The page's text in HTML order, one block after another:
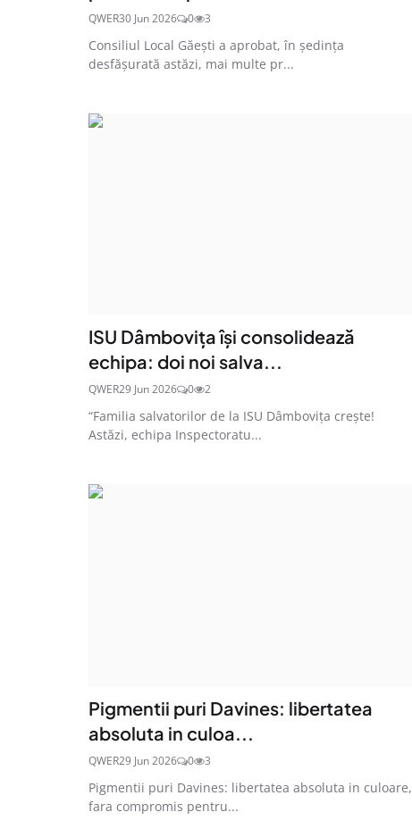
QWER30 Jun 2026 0 3
Consiliul Local Găești a aprobat, în ședința
desfășurată astăzi, mai multe pr...
ISU Dâmbovița își consolidează
echipa: doi noi salva...
QWER29 Jun 2026 0 2
“Familia salvatorilor de la ISU Dâmbovița crește!
Astăzi, echipa Inspectoratu...
Pigmentii puri Davines: libertatea
absoluta in culoa...
QWER29 Jun 2026 0 3
Pigmentii puri Davines: libertatea absoluta in culoare,
fara compromis pentru...